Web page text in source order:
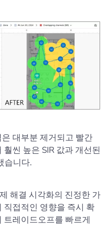
대부분 제거되고 빨간
씬 높은 SIR 값과 개선된
습니다.
해결 시각화의 진정한 가
직접적인 영향을 즉시 확
트레이드오프를 빠르게